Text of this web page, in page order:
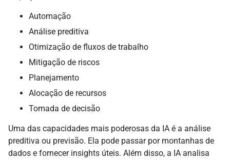
Automação
Análise preditiva
Otimização de fluxos de trabalho
Mitigação de riscos
Planejamento
Alocação de recursos
Tomada de decisão
Uma das capacidades mais poderosas da IA é a análise
preditiva ou previsão. Ela pode passar por montanhas de
dados e fornecer insights úteis. Além disso, a IA analisa